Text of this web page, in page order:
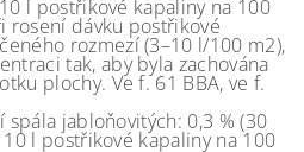
l postřikové kapaliny na 100
rosení dávku postřikové
rozmezí (3–10 l/100 m2),
tak, aby byla zachována
plochy. Ve f. 61 BBA, ve f.
spála jabloňovitých: 0,3 % (30
l postřikové kapaliny na 100